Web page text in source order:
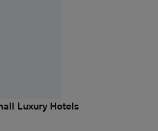
Luxury Hotels